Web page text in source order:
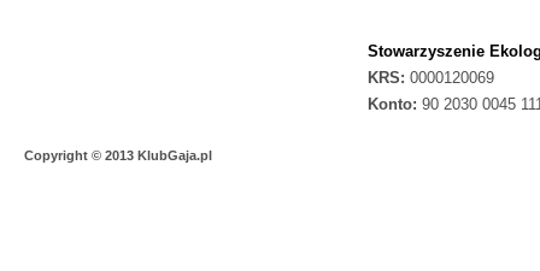
Stowarzyszenie
KRS: 0000120069
Konto: 90 2030 0045
Copyright © 2013 KlubGaja.pl